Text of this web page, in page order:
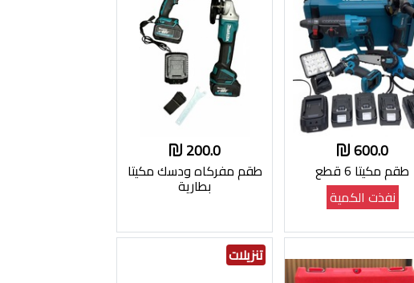
600.0
طقم مكيتا 6 قطع
نفذت الكمية
200.0
طقم مفركاه ودسك مكيتا
بطارية
تنزيلات